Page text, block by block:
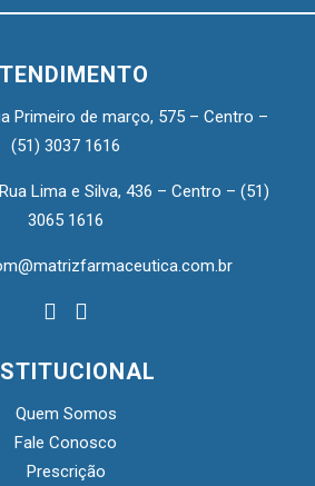
Primeiro de março, 575 – Centro –
(51) 3037 1616
Rua Lima e Silva, 436 – Centro – (51)
3065 1616
Quem Somos
Fale Conosco
Prescrição